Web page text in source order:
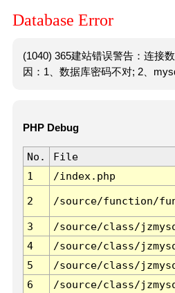
Database Error
(1040) 365建站错误警告：连接
因：1、数据库密码不对; 2、
PHP Debug
No. File
1
/index.php
2 /source/function/
3 /source/class/
4
/source/class/
5
/source/class/
6
/source/class/